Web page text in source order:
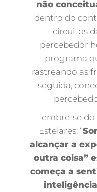
não
dentro do
circuitos
percebedor
programa
rastreando as
seguida,
Lembre-se
Estelares: “
alcançar a
outra coisa”
começa a